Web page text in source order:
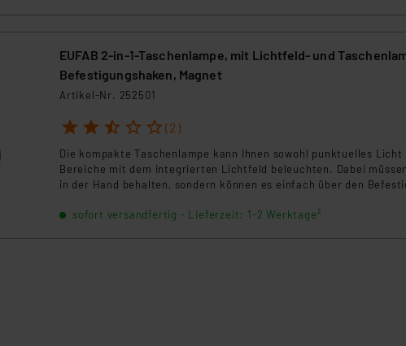
EUFAB 2-in-1-Taschenlampe, mit Lichtfeld- und
Befestigungshaken, Magnet
Artikel-Nr. 252501
1 2 3 4 5 (2)
Die kompakte Taschenlampe kann Ihnen sowohl punktuelles
Bereiche mit dem integrierten Lichtfeld beleuchten. Dabei
in der Hand behalten, sondern können es einfach über den
sofort versandfertig - Lieferzeit: 1-2 Werktage²